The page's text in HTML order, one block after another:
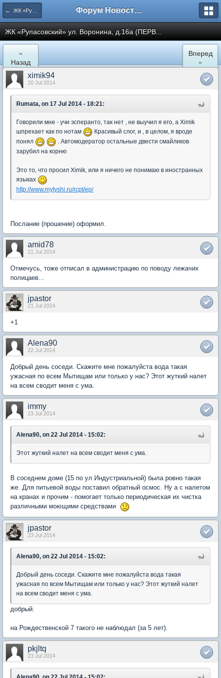
← ЖК «Рупасовский» Форум Новостройки
ЖК «Рупасовский» ул. Воронина, д.16а (ПЕРВ...
«
Назад
Вперед
»
ximik94
20 Jul 2014
Rumata, on 17 Jul 2014 - 18:21:
Говорили мне - учи эсперанто, так нет , не выучил я его, а Хimik
шпрехает как по нотам
Красивый слог, и , в целом, я вроде
понял
. Автомодератор остальные двести смайликов
зарубил на корню
Это то, что просил Ximik, или я ничего не понимаю в иностранных
языках
http://www.mytyshi.ru/rcpt/ep/
Послание (прошение) оформил.
amid78
21 Jul 2014
Отмечусь, тоже отписал в администрацию по поводу лежачих
полицаев...
jpastor
21 Jul 2014
+1
Alena90
22 Jul 2014
Добрый день соседи. Скажите мне пожалуйста вода такая
ужасная по всем Мытищам или только у нас? Этот жуткий налет
на всем сводит меня с ума.
immy
23 Jul 2014
Alena90, on 22 Jul 2014 - 15:02:
Этот жуткий налет на всем сводит меня с ума.
В соседнем доме (15 по ул.Индустриальной) была ровно такая
же. Для питьевой воды поставил обратный осмос. Ну а с налетом
на кранах и прочим - помогает только периодическая их чистка
различными моющими средствами
jpastor
23 Jul 2014
Alena90, on 22 Jul 2014 - 15:02:
Добрый день соседи. Скажите мне пожалуйста вода такая
ужасная по всем Мытищам или только у нас? Этот жуткий налет
на всем сводит меня с ума.
добрый.
на Рождественской 7 такого не наблюдал (за 5 лет).
pkjltq
23 Jul 2014